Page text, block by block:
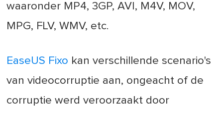
waaronder MP4, 3GP, AVI, M4V, MOV,
MPG, FLV, WMV, etc.
EaseUS Fixo kan verschillende scenario's
van videocorruptie aan, ongeacht of de
corruptie werd veroorzaakt door